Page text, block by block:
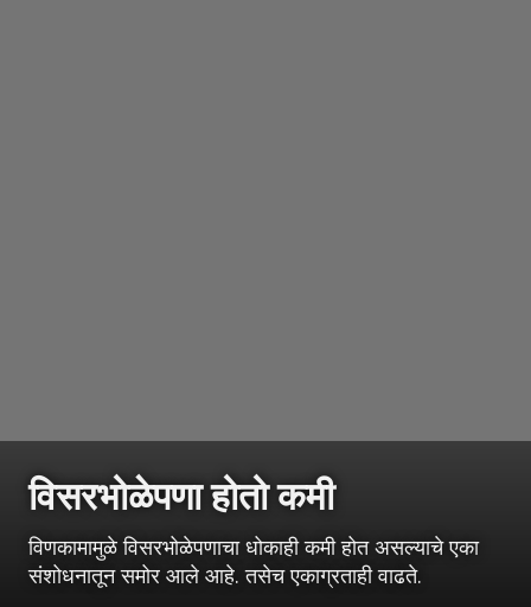
विसरभोळेपणा होतो कमी
विणकामामुळे विसरभोळेपणाचा धोकाही कमी होत असल्याचे एका
संशोधनातून समोर आले आहे. तसेच एकाग्रताही वाढते.